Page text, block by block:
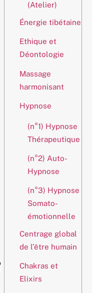
(Atelier)
Énergie tibétaine
Ethique et
Déontologie
Massage
harmonisant
Hypnose
(n°1) Hypnose
Thérapeutique
(n°2) Auto-
Hypnose
(n°3) Hypnose
Somato-
émotionnelle
Centrage global
de l’être humain
Chakras et
Elixirs